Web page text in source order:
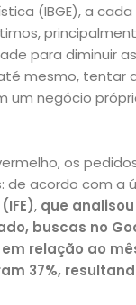
(IBGE), a
para diminuir
mesmo, tentar
um negócio
os
de acordo com a
, que
buscas no
relação ao
37%,